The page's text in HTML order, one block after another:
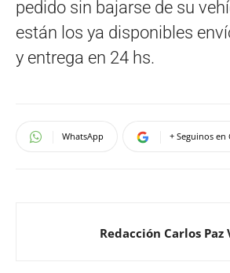
pedido sin bajarse de su
están los ya disponibles
y entrega en 24 hs.
WhatsApp + Seguinos en
Redacción Carlos Paz